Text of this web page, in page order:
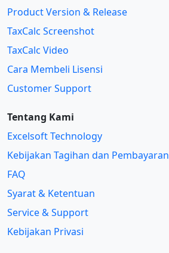
Product Version & Release
TaxCalc Screenshot
TaxCalc Video
Cara Membeli Lisensi
Customer Support
Tentang Kami
Excelsoft Technology
Kebijakan Tagihan dan Pembayaran
FAQ
Syarat & Ketentuan
Service & Support
Kebijakan Privasi